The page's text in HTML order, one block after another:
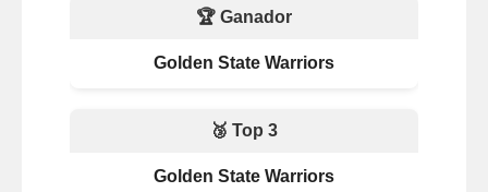
🏆 Ganador
Golden State Warriors
🥉 Top 3
Golden State Warriors